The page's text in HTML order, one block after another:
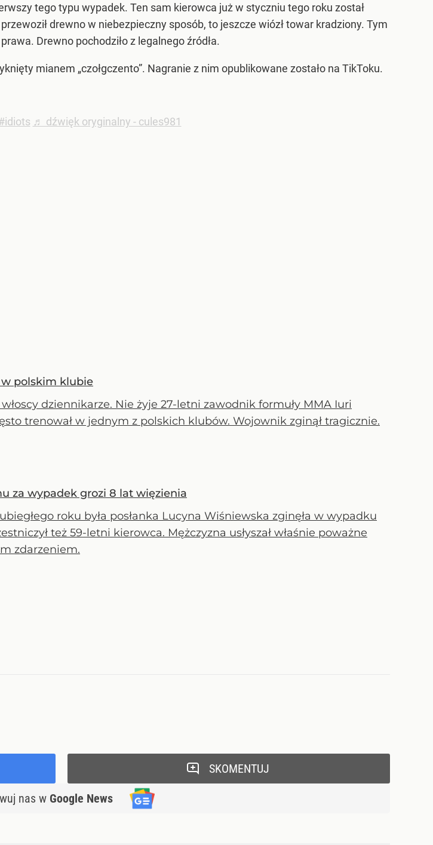
tego typu wypadek. Ten sam kierowca już w styczniu tego roku został
drewno w niebezpieczny sposób, to jeszcze wiózł towar kradziony. Tym
Drewno pochodziło z legalnego źródła.
mianem „czołgczento”. Nagranie z nim opublikowane zostało na TikToku.
♬ dźwięk oryginalny - cules981
w polskim klubie
dziennikarze. Nie żyje 27-letni zawodnik formuły MMA Iuri
trenował w jednym z polskich klubów. Wojownik zginął tragicznie.
za wypadek grozi 8 lat więzienia
roku była posłanka Lucyna Wiśniewska zginęła w wypadku
też 59-letni kierowca. Mężczyzna usłyszał właśnie poważne
zdarzeniem.
nas w Google News
SKOMENTUJ